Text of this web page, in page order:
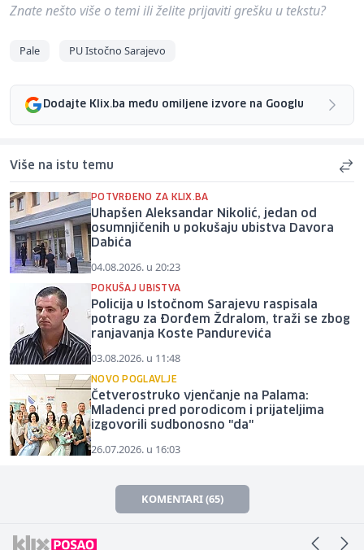
Znate nešto više o temi ili želite prijaviti grešku u tekstu?
Pale PU Istočno Sarajevo
Dodajte Klix.ba među omiljene izvore na Googlu
Više na istu temu
POTVRĐENO ZA KLIX.BA
Uhapšen Aleksandar Nikolić, jedan od
osumnjičenih u pokušaju ubistva Davora
Dabića
04.08.2026. u 20:23
POKUŠAJ UBISTVA
Policija u Istočnom Sarajevu raspisala
potragu za Đorđem Ždralom, traži se zbog
ranjavanja Koste Pandurevića
03.08.2026. u 11:48
NOVO POGLAVLJE
Četverostruko vjenčanje na Palama:
Mladenci pred porodicom i prijateljima
izgovorili sudbonosno "da"
26.07.2026. u 16:03
KOMENTARI (65)